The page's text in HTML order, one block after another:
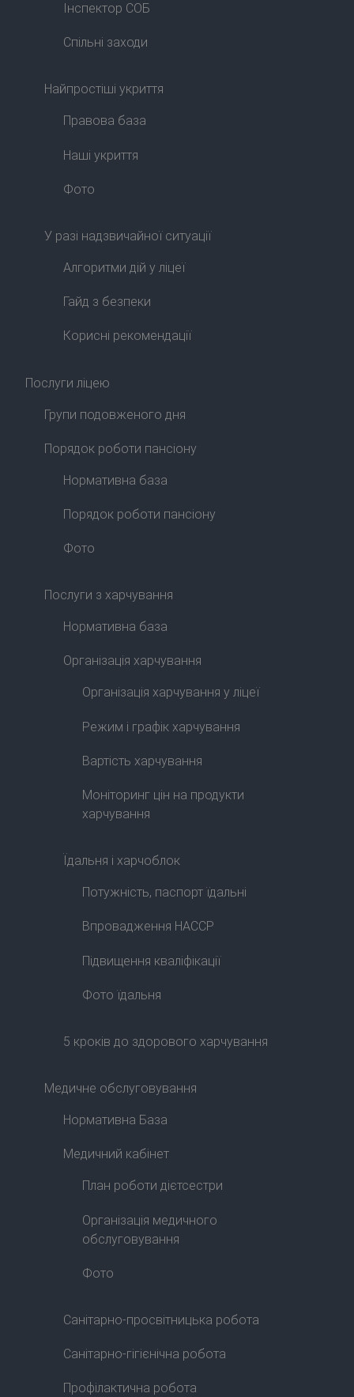
Інспектор СОБ
Спільні заходи
Найпростіші укриття
Правова база
Наші укриття
Фото
У разі надзвичайної ситуації
Алгоритми дій у ліцеї
Гайд з безпеки
Корисні рекомендації
Послуги ліцею
Групи подовженого дня
Порядок роботи пансіону
Нормативна база
Порядок роботи пансіону
Фото
Послуги з харчування
Нормативна база
Організація харчування
Організація харчування у ліцеї
Режим і графік харчування
Вартість харчування
Моніторинг цін на продукти
харчування
Їдальня і харчоблок
Потужність, паспорт їдальні
Впровадження HACCP
Підвищення кваліфікації
Фото їдальня
5 кроків до здорового харчування
Медичне обслуговування
Нормативна База
Медичний кабінет
План роботи дієтсестри
Організація медичного
обслуговування
Фото
Санітарно-просвітницька робота
Санітарно-гігієнічна робота
Профілактична робота